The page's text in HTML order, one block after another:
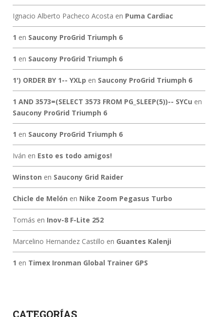
Ignacio Alberto Pacheco Acosta en Puma Cardiac
1 en Saucony ProGrid Triumph 6
1 en Saucony ProGrid Triumph 6
1') ORDER BY 1-- YXLp en Saucony ProGrid Triumph 6
1 AND 3573=(SELECT 3573 FROM PG_SLEEP(5))-- SYCu en
Saucony ProGrid Triumph 6
1 en Saucony ProGrid Triumph 6
Iván en Esto es todo amigos!
Winston en Saucony Grid Raider
Chicle de Melón en Nike Zoom Pegasus Turbo
Tomás en Inov-8 F-Lite 252
Marcelino Hernandez Castillo en Guantes Kalenji
1 en Timex Ironman Global Trainer GPS
CATEGORÍAS